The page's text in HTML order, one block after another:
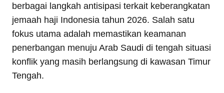
berbagai langkah antisipasi terkait keberangkatan
jemaah haji Indonesia tahun 2026. Salah satu
fokus utama adalah memastikan keamanan
penerbangan menuju Arab Saudi di tengah situasi
konflik yang masih berlangsung di kawasan Timur
Tengah.